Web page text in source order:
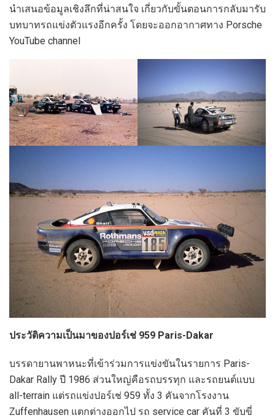
นำเสนอข้อมูลเชิงลึกที่น่าสนใจ เกี่ยวกับขั้นตอนการกลับมารับ
บทบาทรถแข่งตัวแรงอีกครั้ง โดยจะออกอากาศทาง Porsche
YouTube channel
ประวัติความเป็นมาของปอร์เช่ 959 Paris-Dakar
บรรดายานพาหนะที่เข้าร่วมการแข่งขันในรายการ Paris-
Dakar Rally ปี 1986 ส่วนใหญ่คือรถบรรทุก และรถยนต์แบบ
all-terrain แต่รถแข่งปอร์เช่ 959 ทั้ง 3 คันจากโรงงาน
Zuffenhausen แตกต่างออกไป รถ service car คันที่ 3 ขับขี่